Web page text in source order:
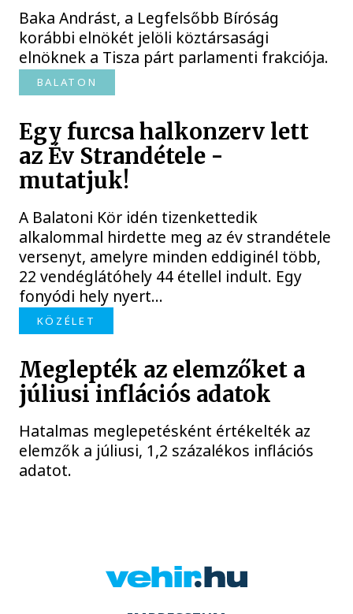
Baka Andrást, a Legfelsőbb Bíróság
korábbi elnökét jelöli köztársasági
elnöknek a Tisza párt parlamenti frakciója.
BALATON
Egy furcsa halkonzerv lett
az Év Strandétele -
mutatjuk!
A Balatoni Kör idén tizenkettedik
alkalommal hirdette meg az év strandétele
versenyt, amelyre minden eddiginél több,
22 vendéglátóhely 44 étellel indult. Egy
fonyódi hely nyert...
KÖZÉLET
Meglepték az elemzőket a
júliusi inflációs adatok
Hatalmas meglepetésként értékelték az
elemzők a júliusi, 1,2 százalékos inflációs
adatot.